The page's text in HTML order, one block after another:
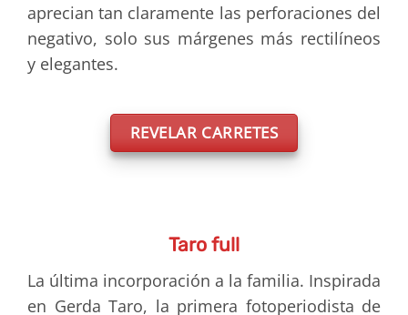
aprecian tan claramente las perforaciones del
negativo, solo sus márgenes más rectilíneos
y elegantes.
REVELAR CARRETES
Taro full
La última incorporación a la familia. Inspirada
en Gerda Taro, la primera fotoperiodista de